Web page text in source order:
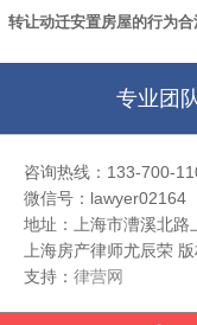
转让动迁安置房屋的行为合
专业团
咨询热线：133-700-
微信号：lawyer02164
地址：上海市漕溪北路
上海房产律师尤辰荣
支持： 律营网